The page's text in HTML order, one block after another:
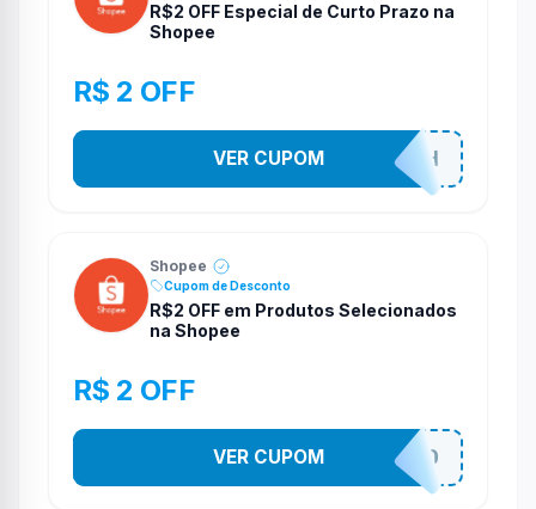
R$2 OFF Especial de Curto Prazo na
Shopee
R$ 2 OFF
VNOXHEDSH
VER CUPOM
Shopee
Cupom de Desconto
R$2 OFF em Produtos Selecionados
na Shopee
R$ 2 OFF
VNOXVHJFD
VER CUPOM